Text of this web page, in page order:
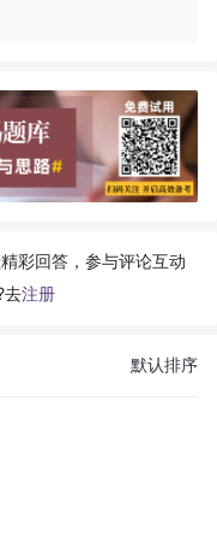
彩回答，参与评论互动
去注册
默认排序